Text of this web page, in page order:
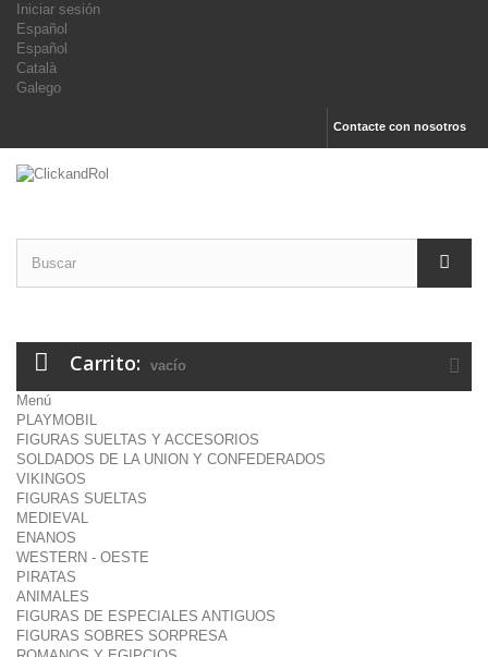
Iniciar sesión
Español
Español
Català
Galego
Contacte con nosotros
Carrito: vacío
Menú
PLAYMOBIL
FIGURAS SUELTAS Y ACCESORIOS
SOLDADOS DE LA UNION Y CONFEDERADOS
VIKINGOS
FIGURAS SUELTAS
MEDIEVAL
ENANOS
WESTERN - OESTE
PIRATAS
ANIMALES
FIGURAS DE ESPECIALES ANTIGUOS
FIGURAS SOBRES SORPRESA